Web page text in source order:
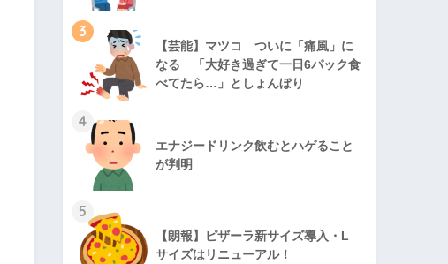
3
【芸能】マツコ ついに「痛風」に
なる 「大好き過ぎて一日6パック食
べてたら…」としょんぼり
4
エナジードリンク飲むとハゲること
が判明
5
【朗報】ピザーラ新サイズ導入・L
サイズはリニューアル！